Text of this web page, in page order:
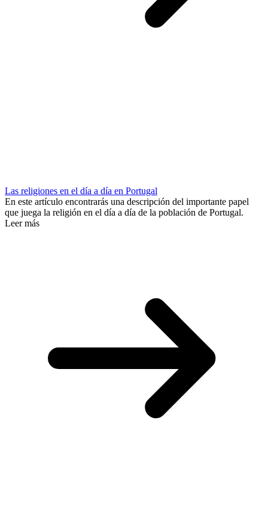
Las religiones en el día a día en Portugal
En este artículo encontrarás una descripción del importante papel
que juega la religión en el día a día de la población de Portugal.
Leer más